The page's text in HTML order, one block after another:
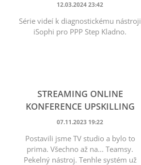
12.03.2024 23:42
Série videí k diagnostickému nástroji
iSophi pro PPP Step Kladno.
STREAMING ONLINE
KONFERENCE UPSKILLING
07.11.2023 19:22
Postavili jsme TV studio a bylo to
prima. Všechno až na... Teamsy.
Pekelný nástroj. Tenhle systém už